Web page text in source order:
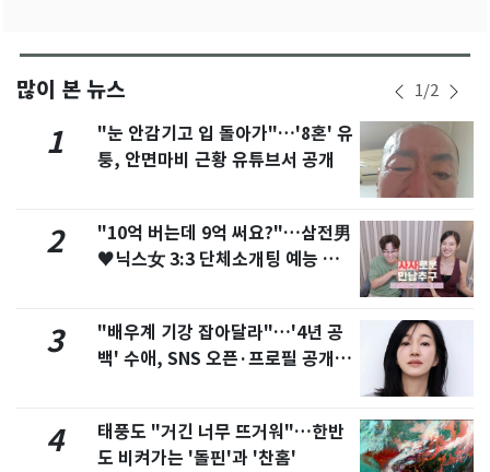
많이 본 뉴스 1/2
1
"눈 안감기고 입 돌아가"…'8혼' 유
퉁, 안면마비 근황 유튜브서 공개
2
"10억 버는데 9억 써요?"…삼전男
♥닉스女 3:3 단체소개팅 예능 화
3
"배우계 기강 잡아달라"…'4년 공
백' 수애, SNS 오픈·프로필 공개
4
태풍도 "거긴 너무 뜨거워"…한반
도 비켜가는 '돌핀'과 '찬홈'